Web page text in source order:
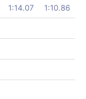
1:14.07 1:10.86